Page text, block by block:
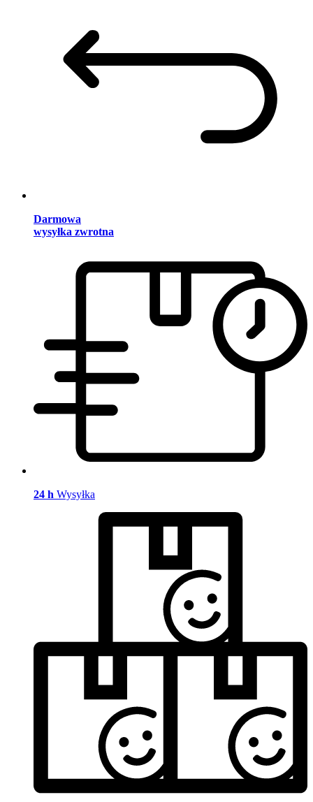
Darmowa
wysyłka zwrotna
24 h Wysyłka